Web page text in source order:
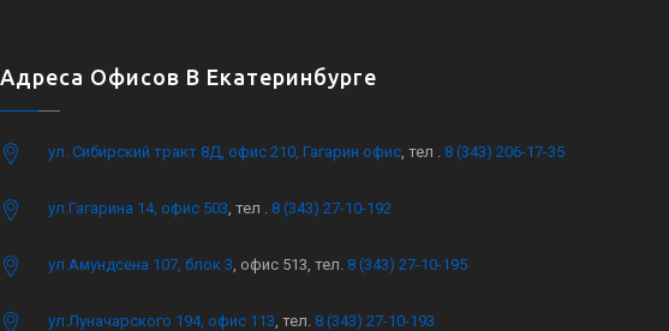
Адреса Офисов В Екатеринбурге
ул. Сибирский тракт 8Д, офис 210, Гагарин офис , тел . 8 (343) 206-17-35
ул.Гагарина 14, офис 503 , тел . 8 (343) 27-10-192
ул.Амундсена 107, блок 3 , офис 513, тел. 8 (343) 27-10-195
ул.Луначарского 194, офис 113 , тел. 8 (343) 27-10-193